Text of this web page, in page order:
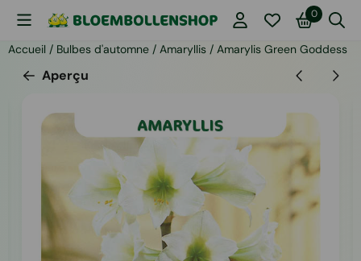
Les préférences de cookies sont actuellement fermées.
0
Accueil / Bulbes d'automne / Amaryllis / Amarylis Green Goddess
Aperçu